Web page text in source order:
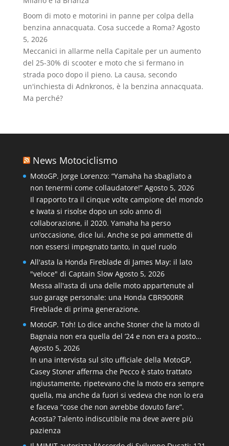
Boom di moto e motorini in panne per colpa della
benzina annacquata. Cosa succede a Roma? Agosto
5, 2026
Meccanici in allarme nella Capitale per un aumento
del 25-30% di scooter e moto che si fermano in
strada poco dopo il pieno. La causa, secondo
un'inchiesta di Adnkronos, è la benzina annacquata.
Ma perché?
News Motociclismo
MotoGP. Jorge Lorenzo: “Yamaha ha sbagliato a
non tenermi come collaudatore!” Agosto 5, 2026
Il rapporto tra il cinque volte campione del mondo
e Iwata si risolse dopo un solo anno di
collaborazione, il 2020. Yamaha ha perso
un’occasione, dice lui. Anche se poi ammette di
non essersi impegnato tanto, in quel ruolo
All'asta la Honda Fireblade di James May: il lato
"veloce" di Captain Slow Agosto 5, 2026
Messa all'asta di una delle moto appartenute al
suo garage personale: una Honda CBR900RR
Fireblade di prima generazione.
MotoGP. Toh! Lo dice anche Stoner che la moto di
Bagnaia non era quella del ’24 e non era a posto…
Agosto 5, 2026
In una intervista sul sito ufficiale della MotoGP,
Casey Stoner afferma che Pecco è stato trattato
ingiustamente, ripetevano che la moto era sempre
quella, ma anche da fuori si vedeva che non lo era
e faceva “cose che non avrebbe dovuto fare”.
Acosta? Talento indiscutibile ma deve avere più
pazienza